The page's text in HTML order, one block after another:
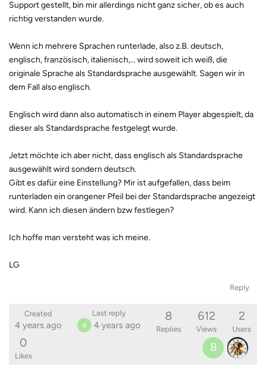
Support gestellt, bin mir allerdings nicht ganz sicher, ob es auch
richtig verstanden wurde.
Wenn ich mehrere Sprachen runterlade, also z.B. deutsch,
englisch, französisch, italienisch,... wird soweit ich weiß, die
originale Sprache als Standardsprache ausgewählt. Sagen wir in
dem Fall also englisch.
Englisch wird dann also automatisch in einem Player abgespielt, da
dieser als Standardsprache festgelegt wurde.
Jetzt möchte ich aber nicht, dass englisch als Standardsprache
ausgewählt wird sondern deutsch.
Gibt es dafür eine Einstellung? Mir ist aufgefallen, dass beim
runterladen ein orangener Pfeil bei der Standardsprache angezeigt
wird. Kann ich diesen ändern bzw festlegen?
Ich hoffe man versteht was ich meine.
LG
Reply
Created
4 years ago
Last reply
B 4 years ago
8
Replies
612
Views
2
Users
0
Likes
B